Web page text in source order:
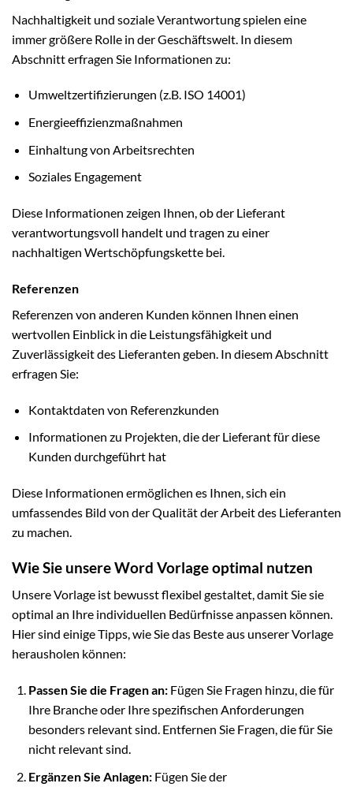
Nachhaltigkeit und soziale Verantwortung spielen eine
immer größere Rolle in der Geschäftswelt. In diesem
Abschnitt erfragen Sie Informationen zu:
Umweltzertifizierungen (z.B. ISO 14001)
Energieeffizienzmaßnahmen
Einhaltung von Arbeitsrechten
Soziales Engagement
Diese Informationen zeigen Ihnen, ob der Lieferant
verantwortungsvoll handelt und tragen zu einer
nachhaltigen Wertschöpfungskette bei.
Referenzen
Referenzen von anderen Kunden können Ihnen einen
wertvollen Einblick in die Leistungsfähigkeit und
Zuverlässigkeit des Lieferanten geben. In diesem Abschnitt
erfragen Sie:
Kontaktdaten von Referenzkunden
Informationen zu Projekten, die der Lieferant für diese
Kunden durchgeführt hat
Diese Informationen ermöglichen es Ihnen, sich ein
umfassendes Bild von der Qualität der Arbeit des Lieferanten
zu machen.
Wie Sie unsere Word Vorlage optimal nutzen
Unsere Vorlage ist bewusst flexibel gestaltet, damit Sie sie
optimal an Ihre individuellen Bedürfnisse anpassen können.
Hier sind einige Tipps, wie Sie das Beste aus unserer Vorlage
herausholen können:
Passen Sie die Fragen an:Fügen Sie Fragen hinzu, die für
Ihre Branche oder Ihre spezifischen Anforderungen
besonders relevant sind. Entfernen Sie Fragen, die für Sie
nicht relevant sind.
Ergänzen Sie Anlagen:Fügen Sie der